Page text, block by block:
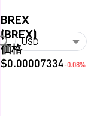
BREX
(BREX)
価格
$0.00007334-0.08%
USD